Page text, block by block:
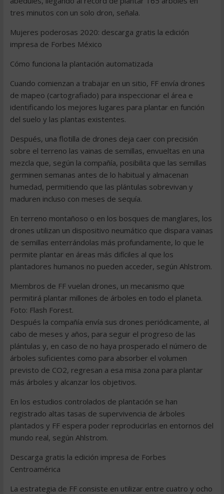
tres minutos con un solo dron, señala.
Mujeres poderosas 2020: descarga gratis la edición
impresa de Forbes México
Cómo funciona la plantación automatizada
Cuando comienzan a trabajar en un sitio, FF envía drones
de mapeo (cartografiado) para inspeccionar el área e
identificando los mejores lugares para plantar en función
del suelo y las plantas existentes.
Después, una flotilla de drones deja caer con precisión
sobre el terreno las vainas de semillas, envueltas en una
mezcla que, según la compañía, posibilita que las semillas
germinen semanas antes de lo habitual y almacenan
humedad, permitiendo que las plántulas sobrevivan y
maduren incluso con meses de sequía.
En terreno montañoso o en los bosques de manglares, los
drones utilizan un dispositivo neumático que dispara vainas
de semillas enterrándolas más profundamente, lo que le
permite plantar en áreas más difíciles al que los
plantadores humanos no pueden acceder, según Ahlstrom.
Miembros de FF vuelan drones, un mecanismo que
permitirá plantar millones de árboles en todo el planeta.
Foto: Flash Forest.
Después la compañía envía sus drones periódicamente, al
cabo de meses y años, para seguir el progreso de las
plántulas y, en caso de no haya prosperado el número de
árboles suficientes como para absorber el volumen
previsto de CO2, regresan a esa misa zona para plantar
más árboles y alcanzar los objetivos.
En los estudios controlados de plantación se han
registrado altas tasas de supervivencia de árboles
plantados y FF espera poder reproducirlas en entornos del
mundo real, según Ahlstrom.
Descarga gratis la edición impresa de Forbes
Centroamérica
La estrategia de FF consiste en utilizar entre cuatro y ocho